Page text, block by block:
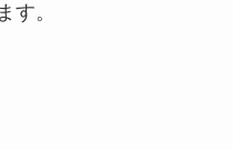
す。